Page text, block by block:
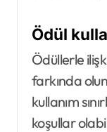
Ödül
Ödüllerle
farkında
kullanım
koşullar